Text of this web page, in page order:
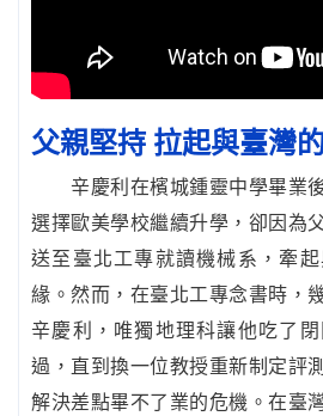
父親堅持 拉起與臺灣
辛慶利在檳城鍾靈中學畢業
選擇歐美學校繼續升學，卻因為
送至臺北工專就讀機械系，牽
緣。然而，在臺北工專念書時，
辛慶利，唯獨地理科讓他吃了
過，直到換一位教授重新制定評
解決差點畢不了業的危機。在臺